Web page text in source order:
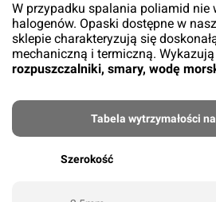
W przypadku spalania poliamid nie
halogenów. Opaski dostępne w
sklepie charakteryzują się
mechaniczną i termiczną.
rozpuszczalniki, smary, wodę
Tabela wytrzymałości
Szerokość